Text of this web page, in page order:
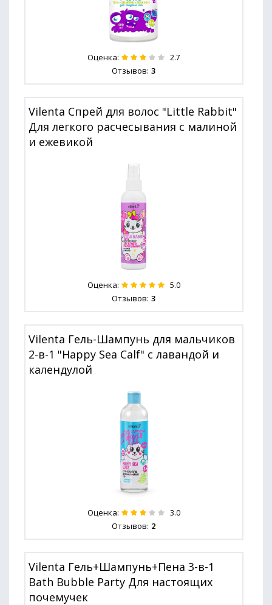
Оценка: 2.7
Отзывов: 3
Vilenta Спрей для волос "Little Rabbit"
Для легкого расчесывания с малиной
и ежевикой
Оценка: 5.0
Отзывов: 3
Vilenta Гель-Шампунь для мальчиков
2-в-1 "Happy Sea Calf" с лавандой и
календулой
Оценка: 3.0
Отзывов: 2
Vilenta Гель+Шампунь+Пена 3-в-1
Bath Bubble Party Для настоящих
почемучек